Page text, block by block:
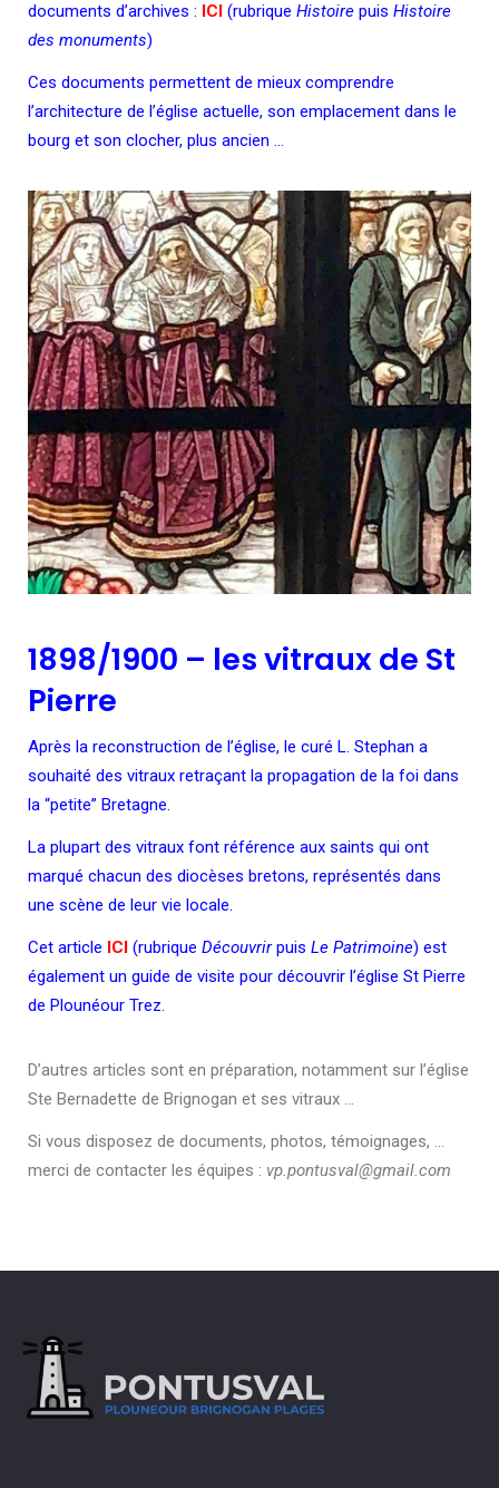
documents d’archives : ICI (rubrique Histoire puis Histoire
des monuments)
Ces documents permettent de mieux comprendre
l’architecture de l’église actuelle, son emplacement dans le
bourg et son clocher, plus ancien …
1898/1900 – les vitraux de St
Pierre
Après la reconstruction de l’église, le curé L. Stephan a
souhaité des vitraux retraçant la propagation de la foi dans
la “petite” Bretagne.
La plupart des vitraux font référence aux saints qui ont
marqué chacun des diocèses bretons, représentés dans
une scène de leur vie locale.
Cet article ICI (rubrique Découvrirpuis Le Patrimoine) est
également un guide de visite pour découvrir l’église St Pierre
de Plounéour Trez.
D’autres articles sont en préparation, notamment sur l’église
Ste Bernadette de Brignogan et ses vitraux …
Si vous disposez de documents, photos, témoignages, …
merci de contacter les équipes : vp.pontusval@gmail.com